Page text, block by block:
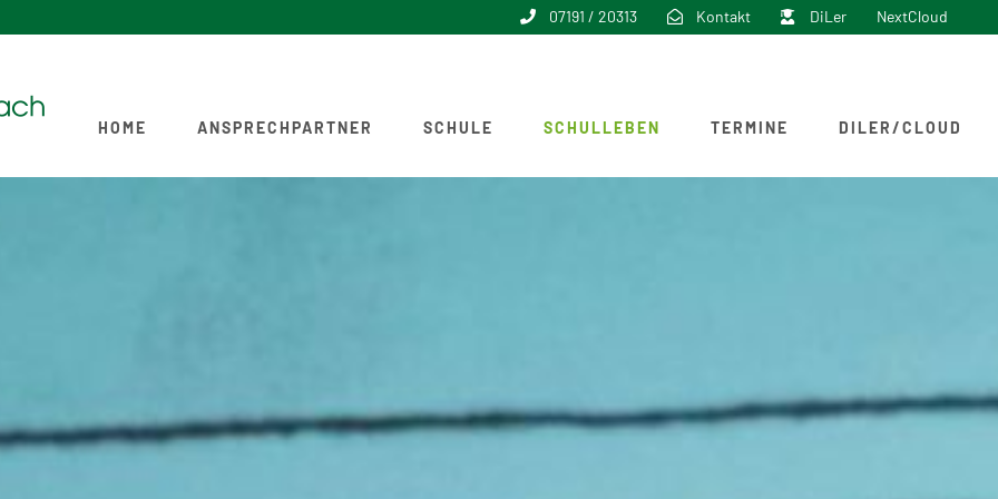
07191 / 20313 Kontakt DiLer NextCloud
HOME ANSPRECHPARTNER SCHULE SCHULLEBEN TERMINE DILER/CLOUD